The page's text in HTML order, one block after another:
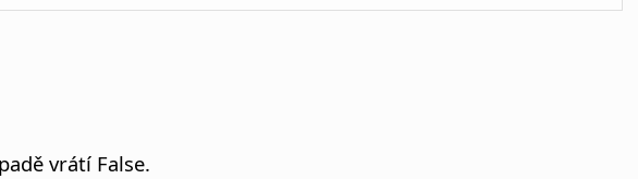
vrátí False.